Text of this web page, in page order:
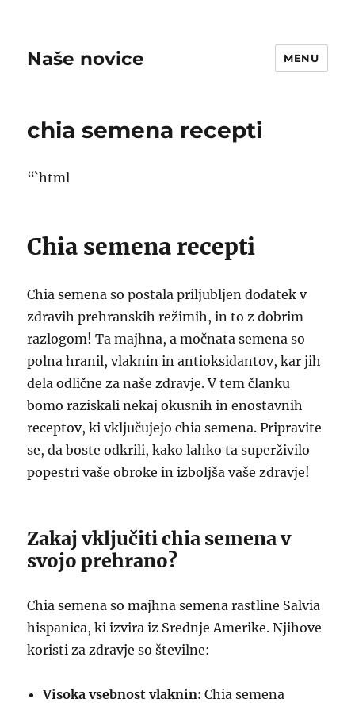
Naše novice MENU
chia semena recepti
“`html
Chia semena recepti
Chia semena so postala priljubljen dodatek v
zdravih prehranskih režimih, in to z dobrim
razlogom! Ta majhna, a močnata semena so
polna hranil, vlaknin in antioksidantov, kar jih
dela odlične za naše zdravje. V tem članku
bomo raziskali nekaj okusnih in enostavnih
receptov, ki vključujejo chia semena. Pripravite
se, da boste odkrili, kako lahko ta superživilo
popestri vaše obroke in izboljša vaše zdravje!
Zakaj vključiti chia semena v
svojo prehrano?
Chia semena so majhna semena rastline Salvia
hispanica, ki izvira iz Srednje Amerike. Njihove
koristi za zdravje so številne:
Visoka vsebnost vlaknin: Chia semena